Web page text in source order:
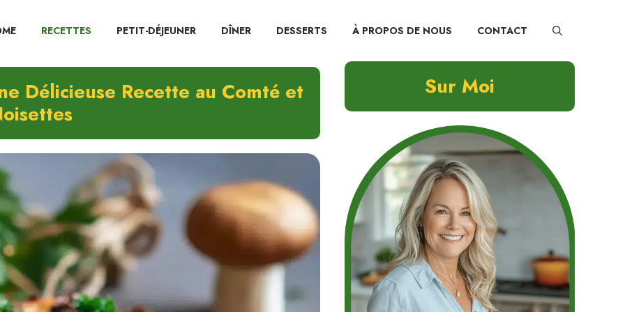
RECETTES PETIT-DÉJEUNER DÎNER DESSERTS À PROPOS DE NOUS CONTACT
Délicieuse Recette au Comté et
Sur Moi